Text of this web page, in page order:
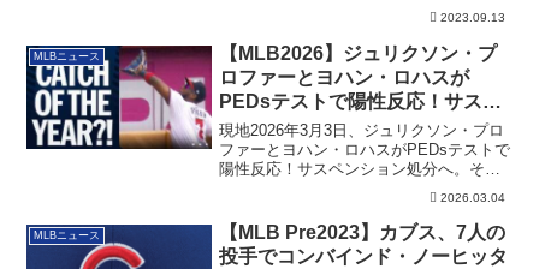
2023.09.13
MLBニュース
【MLB2026】ジュリクソン・プ
ロファーとヨハン・ロハスが
PEDsテストで陽性反応！サスペ
ンション処分へ
現地2026年3月3日、ジュリクソン・プロ
ファーとヨハン・ロハスがPEDsテストで
陽性反応！サスペンション処分へ。その
2026.03.04
MLBニュース
【MLB Pre2023】カブス、7人の
投手でコンバインド・ノーヒッタ